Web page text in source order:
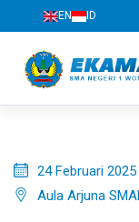
EN ID
Detail
24 Februari
Aula Arjuna